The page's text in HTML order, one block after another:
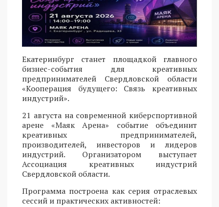
Екатеринбург станет площадкой главного
бизнес-события для креативных
предпринимателей Свердловской области
«Кооперация будущего: Связь креативных
индустрий».
21 августа на современной киберспортивной
арене «Маяк Арена» событие объединит
креативных предпринимателей,
производителей, инвесторов и лидеров
индустрий. Организатором выступает
Ассоциация креативных индустрий
Свердловской области.
Программа построена как серия отраслевых
сессий и практических активностей: